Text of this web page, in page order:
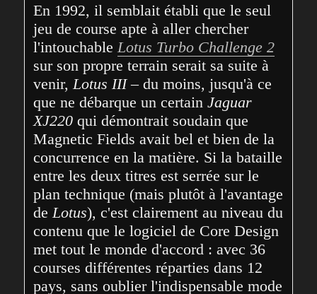
En 1992, il semblait établi que le seul
jeu de course apte à aller chercher
l'intouchable Lotus Turbo Challenge 2
sur son propre terrain serait sa suite à
venir, Lotus III – du moins, jusqu'à ce
que ne débarque un certain Jaguar
XJ220 qui démontrait soudain que
Magnetic Fields avait bel et bien de la
concurrence en la matière. Si la bataille
entre les deux titres est serrée sur le
plan technique (mais plutôt à l'avantage
de Lotus), c'est clairement au niveau du
contenu que le logiciel de Core Design
met tout le monde d'accord : avec 36
courses différentes réparties dans 12
pays, sans oublier l'indispensable mode